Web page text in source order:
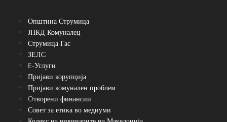
Општина Струмица
ЈПКД Комуналец
Струмица Гас
ЗЕЛС
E-Услуги
Пријави корупција
Пријави комунален проблем
Oтворени финансии
Совет за етика во медиуми